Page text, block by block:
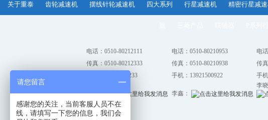
关于重泰 齿轮减速机 摆线针轮减速机 四大系列 行星减速机 精密行星减
电话：0510-80212111 电话：0510-80210953 电
传真：0510-80212333
传真：0510-80210938 传
手机：13861821233
手机：13921500922 手
张丽： 李鑫：
李
请您留言
感谢您的关注，当前客服人员不在
线，请填写一下您的信息，我们会